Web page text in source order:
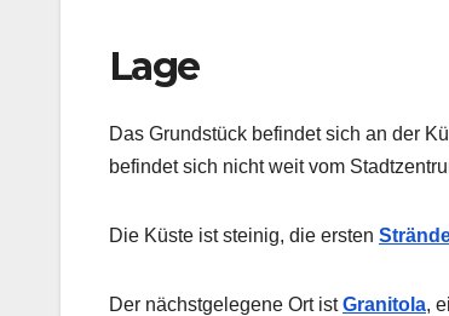
Lage
Das Grundstück befindet sich an der
befindet sich nicht weit vom
Die Küste ist steinig, die ersten
Der nächstgelegene Ort istGranitola,